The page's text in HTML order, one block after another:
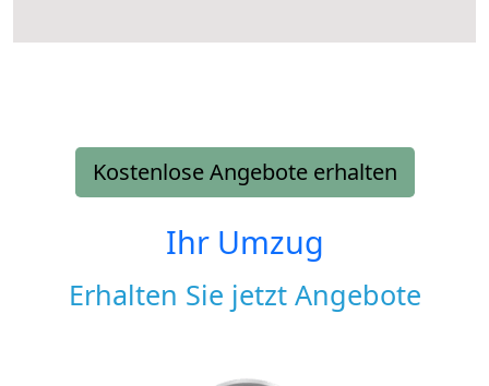
Kostenlose Angebote erhalten
Ihr Umzug
Erhalten Sie jetzt Angebote